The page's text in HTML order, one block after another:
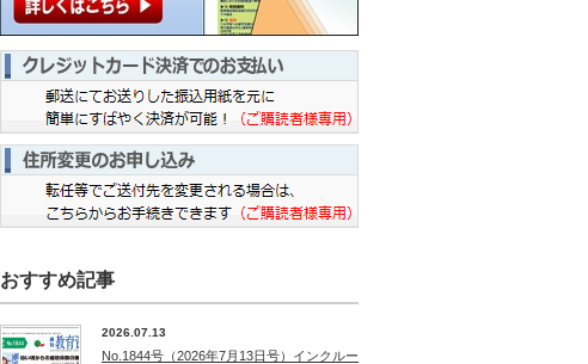
おすすめ記事
2026.07.13
No.1844号（2026年7月13日号）インクルー